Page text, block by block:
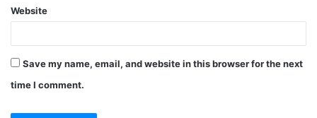
Website
Save my name, email, and website in this browser for the next
time I comment.